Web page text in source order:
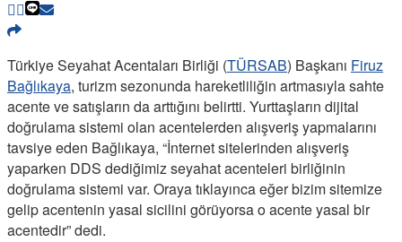
Türkiye Seyahat Acentaları Birliği (TÜRSAB) Başkanı Firuz
Bağlıkaya, turizm sezonunda hareketliliğin artmasıyla sahte
acente ve satışların da arttığını belirtti. Yurttaşların dijital
doğrulama sistemi olan acentelerden alışveriş yapmalarını
tavsiye eden Bağlıkaya, “İnternet sitelerinden alışveriş
yaparken DDS dediğimiz seyahat acenteleri birliğinin
doğrulama sistemi var. Oraya tıklayınca eğer bizim sitemize
gelip acentenin yasal sicilini görüyorsa o acente yasal bir
acentedir” dedi.